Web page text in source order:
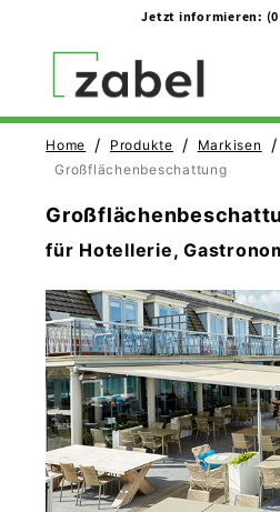
Jetzt informieren:
Home / Produkte / Markisen /
Großflächenbeschattung
für Hotellerie,